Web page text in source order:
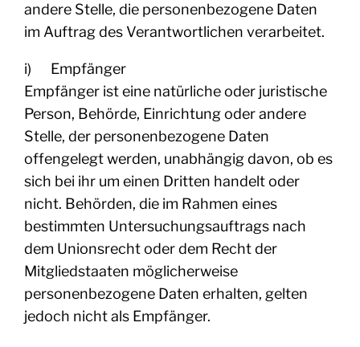
andere Stelle, die personenbezogene Daten
im Auftrag des Verantwortlichen verarbeitet.
i) Empfänger
Empfänger ist eine natürliche oder juristische
Person, Behörde, Einrichtung oder andere
Stelle, der personenbezogene Daten
offengelegt werden, unabhängig davon, ob es
sich bei ihr um einen Dritten handelt oder
nicht. Behörden, die im Rahmen eines
bestimmten Untersuchungsauftrags nach
dem Unionsrecht oder dem Recht der
Mitgliedstaaten möglicherweise
personenbezogene Daten erhalten, gelten
jedoch nicht als Empfänger.